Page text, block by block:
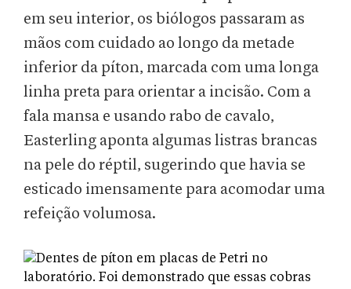
em seu interior, os biólogos passaram as
mãos com cuidado ao longo da metade
inferior da píton, marcada com uma longa
linha preta para orientar a incisão. Com a
fala mansa e usando rabo de cavalo,
Easterling aponta algumas listras brancas
na pele do réptil, sugerindo que havia se
esticado imensamente para acomodar uma
refeição volumosa.